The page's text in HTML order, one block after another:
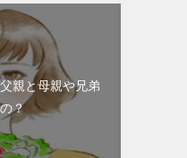
親と母親や兄弟
？